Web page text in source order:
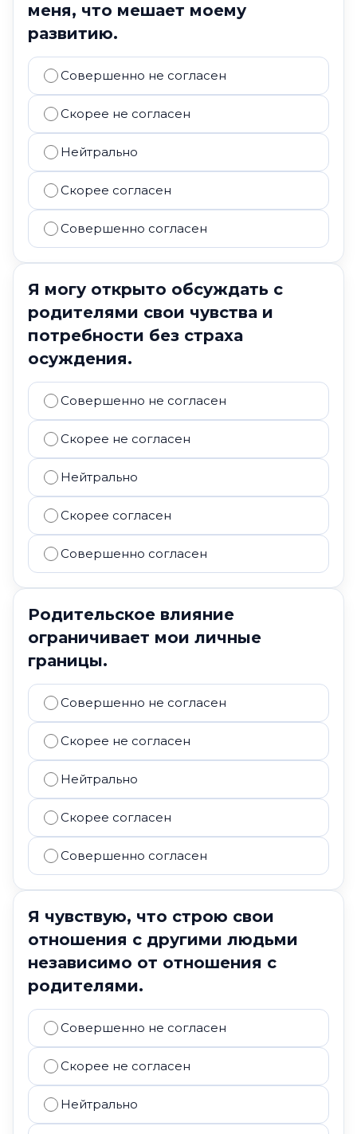
меня, что мешает моему
развитию.
Совершенно не согласен
Скорее не согласен
Нейтрально
Скорее согласен
Совершенно согласен
Я могу открыто обсуждать с
родителями свои чувства и
потребности без страха
осуждения.
Совершенно не согласен
Скорее не согласен
Нейтрально
Скорее согласен
Совершенно согласен
Родительское влияние
ограничивает мои личные
границы.
Совершенно не согласен
Скорее не согласен
Нейтрально
Скорее согласен
Совершенно согласен
Я чувствую, что строю свои
отношения с другими людьми
независимо от отношения с
родителями.
Совершенно не согласен
Скорее не согласен
Нейтрально